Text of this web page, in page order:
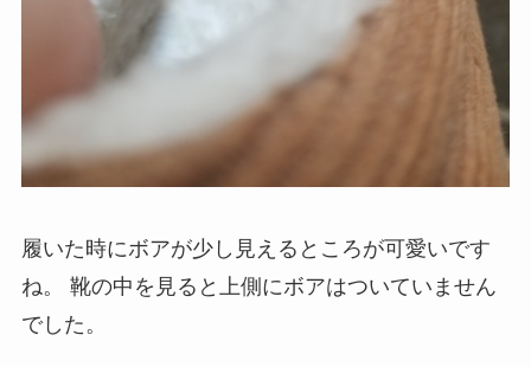
履いた時にボアが少し見えるところが可愛いです
ね。
靴の中を見ると上側にボアはついていません
でした。